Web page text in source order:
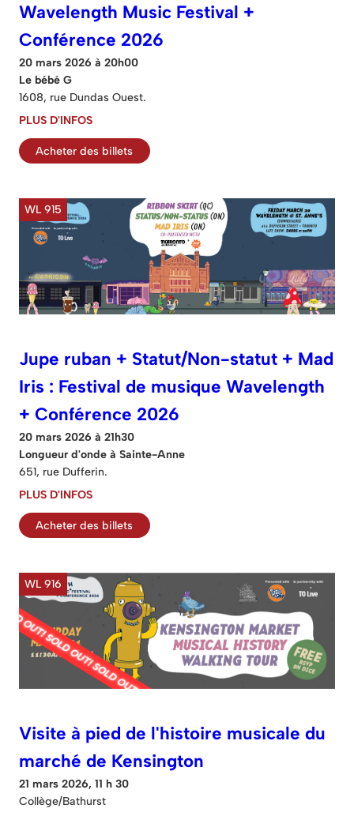
Wavelength Music Festival +
Conférence 2026
20 mars 2026 à 20h00
Le bébé G
1608, rue Dundas Ouest.
PLUS D'INFOS
Acheter des billets
WL 915
Jupe ruban + Statut/Non-statut + Mad
Iris : Festival de musique Wavelength
+ Conférence 2026
20 mars 2026 à 21h30
Longueur d'onde à Sainte-Anne
651, rue Dufferin.
PLUS D'INFOS
Acheter des billets
WL 916
Visite à pied de l'histoire musicale du
marché de Kensington
21 mars 2026, 11 h 30
Collège/Bathurst